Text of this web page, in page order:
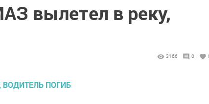
вылетел в реку,
3166 0